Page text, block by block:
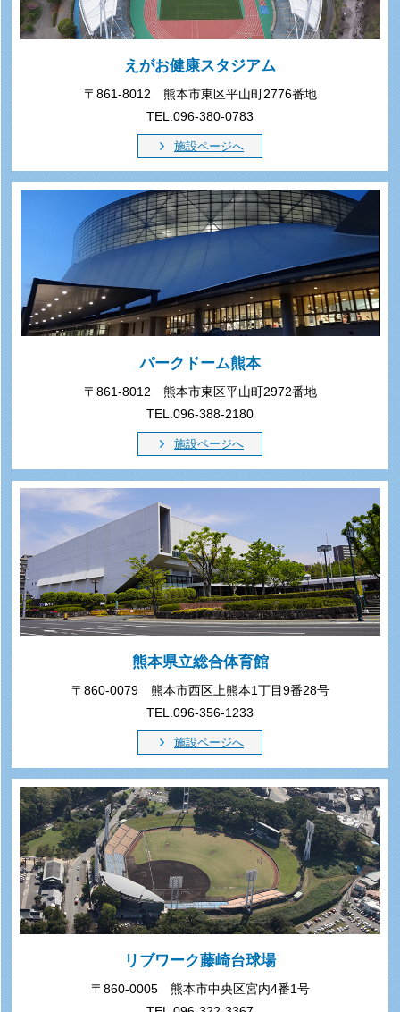
えがお健康スタジアム
〒861-8012 熊本市東区平山町2776番地
TEL.096-380-0783
施設ページへ
パークドーム熊本
〒861-8012 熊本市東区平山町2972番地
TEL.096-388-2180
施設ページへ
熊本県立総合体育館
〒860-0079 熊本市西区上熊本1丁目9番28号
TEL.096-356-1233
施設ページへ
リブワーク藤崎台球場
〒860-0005 熊本市中央区宮内4番1号